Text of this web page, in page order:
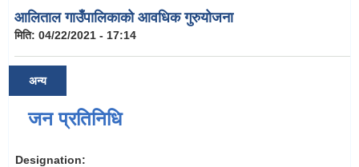
आलिताल गाउँपालिकाको आवधिक गुरुयोजना
मिति: 04/22/2021 - 17:14
अन्य
जन प्रतिनिधि
Designation: